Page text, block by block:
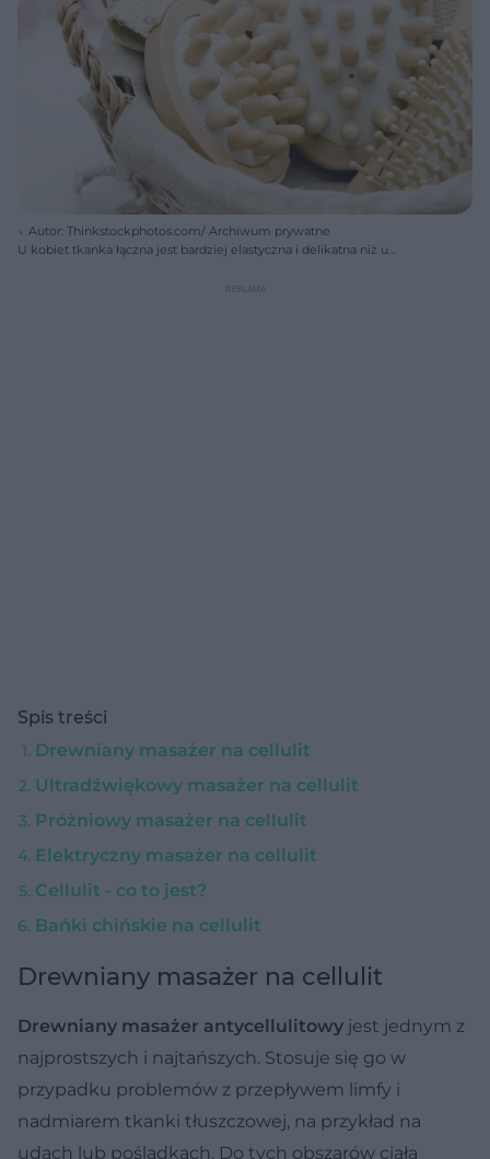
Autor: Thinkstockphotos.com/ Archiwum prywatne
U kobiet tkanka łączna jest bardziej elastyczna i delikatna niż u
że skóra kobiet jest bardziej narażona na powstawanie cellulitu.
Spis treści
Drewniany masażer na cellulit
Ultradźwiękowy masażer na cellulit
Próżniowy masażer na cellulit
Elektryczny masażer na cellulit
Cellulit - co to jest?
Bańki chińskie na cellulit
Drewniany masażer na cellulit
Drewniany masażer antycellulitowy jest jednym z
najprostszych i najtańszych. Stosuje się go w
przypadku problemów z przepływem limfy i
nadmiarem tkanki tłuszczowej, na przykład na
udach lub pośladkach. Do tych obszarów ciała